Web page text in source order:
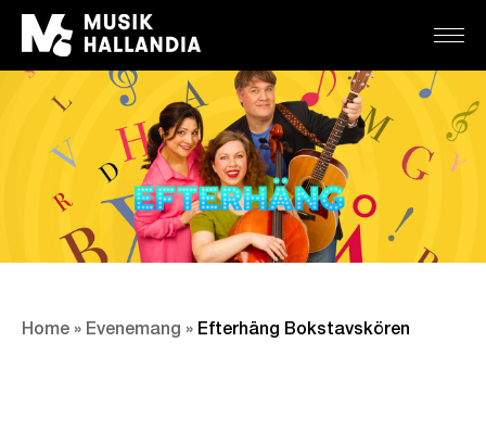
Home » Evenemang » Efterhäng Bokstavskören